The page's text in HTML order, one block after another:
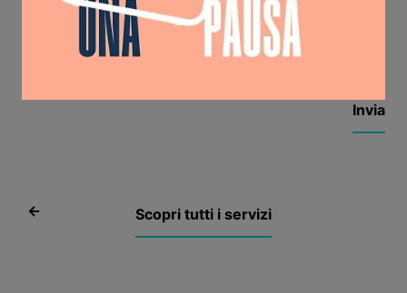
da Boma Studio S.r.l, principalmente tramite
Consento
Non consento
Scopri tutti i servizi